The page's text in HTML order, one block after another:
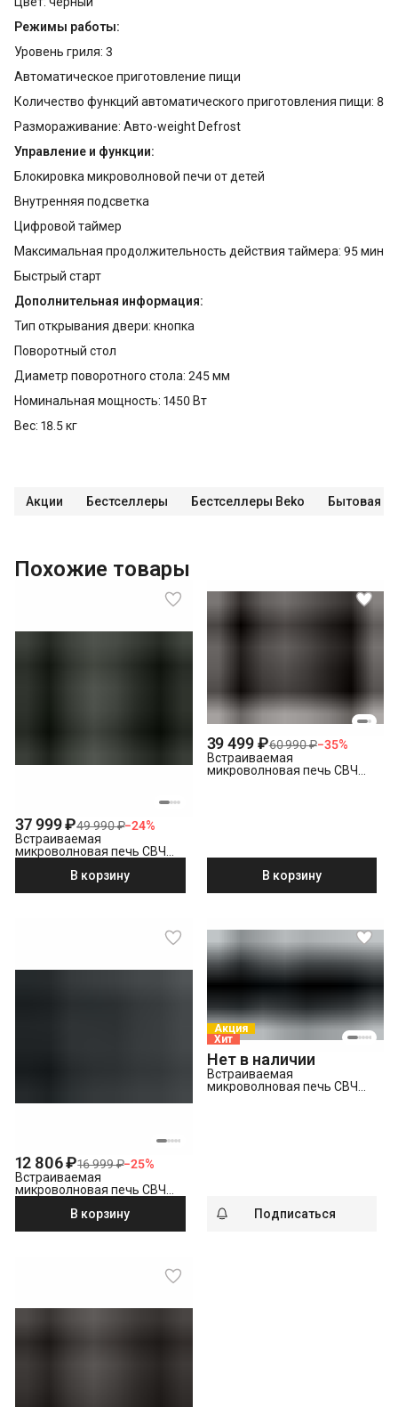
Режимы работы:
Уровень гриля: 3
Автоматическое приготовление пищи
Количество функций автоматического приготовления пищи: 8
Размораживание: Авто-weight Defrost
Управление и функции:
Блокировка микроволновой печи от детей
Внутренняя подсветка
Цифровой таймер
Максимальная продолжительность действия таймера: 95 мин
Быстрый старт
Дополнительная информация:
Тип открывания двери: кнопка
Поворотный стол
Диаметр поворотного стола: 245 мм
Номинальная мощность: 1450 Вт
Вес: 18.5 кг
Акции Бестселлеры Бестселлеры Beko Бытовая
Похожие товары
37 999 ₽49 990 ₽−24%
Встраиваемая
микроволновая печь СВЧ
В корзину
39 499 ₽60 990 ₽−35%
Встраиваемая
микроволновая печь СВЧ
В корзину
12 806 ₽16 999 ₽−25%
Встраиваемая
микроволновая печь СВЧ
В корзину
Акция
Хит
Нет в наличии
Встраиваемая
микроволновая печь СВЧ
Подписаться